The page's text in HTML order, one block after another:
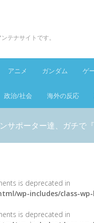
テナサイトです。
アニメ ガンダム ゲ
政治/社会 海外の反応
ンサポーター達、ガチで
is deprecated in
wp-includes/class-
is deprecated in